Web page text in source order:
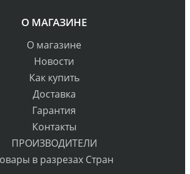
О МАГАЗИНЕ
О магазине
Новости
Как купить
Доставка
Гарантия
Контакты
ПРОИЗВОДИТЕЛИ
в разрезах Стран